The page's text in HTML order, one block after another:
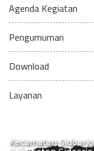
Agenda Kegiatan
Pengumuman
Download
Layanan
Kecamatan Sidoarjo